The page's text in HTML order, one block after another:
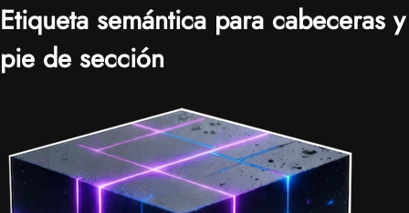
Etiqueta semántica para cabeceras y
pie de sección